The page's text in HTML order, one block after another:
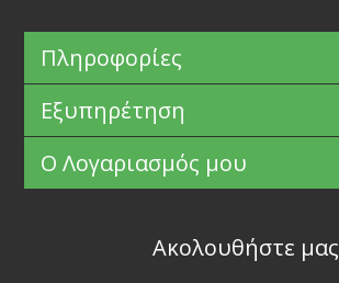
Πληροφορίες
Εξυπηρέτηση
Ο Λογαριασμός μου
Ακολουθήστε μας